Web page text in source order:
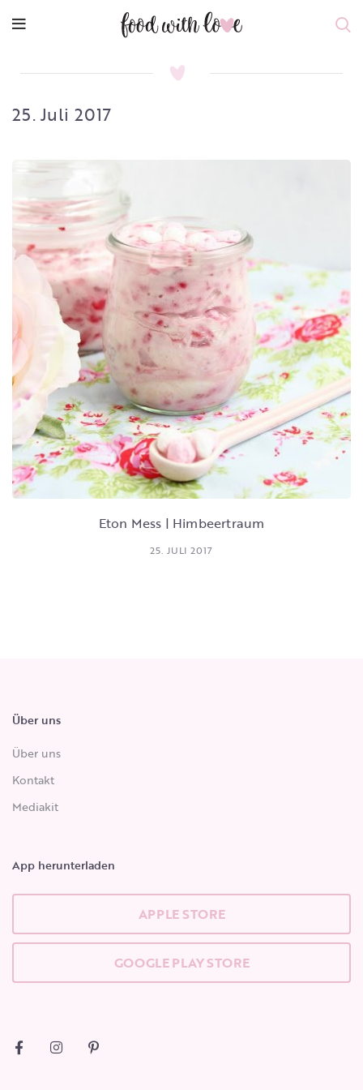
25. Juli 2017
Eton Mess | Himbeertraum
25. JULI 2017
Über uns
Über uns
Kontakt
Mediakit
App herunterladen
APPLE STORE
GOOGLE PLAY STORE